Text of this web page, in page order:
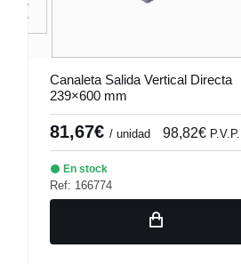
Canaleta Salida Vertical Directa
239×600 mm
81,67€ / unidad 98,82€ P.V.P.
En stock
Ref: 166774